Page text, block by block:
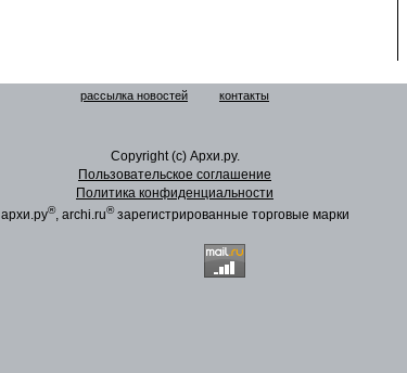
рассылка новостей контакты
Copyright (c) Архи.ру.
Пользовательское соглашение
Политика конфиденциальности
архи.ру®, archi.ru®зарегистрированные торговые марки